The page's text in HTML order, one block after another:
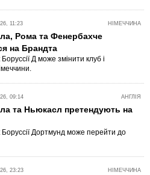
НІМЕЧЧИНА
11:23
Рома та Фенербахче
на Брандта
Боруссії Д може змінити клуб і
АНГЛІЯ
09:14
та Ньюкасл претендують на
Боруссії Дортмунд може перейти до
НІМЕЧЧИНА
23:23